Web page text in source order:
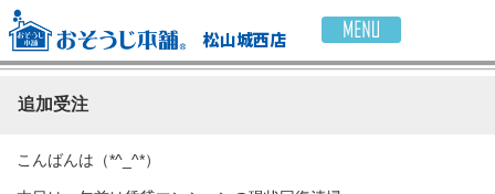
松山城西店
追加受注
こんばんは（*^_^*）